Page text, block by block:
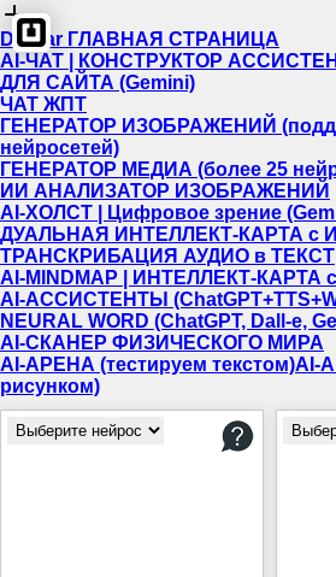
Dewiar ГЛАВНАЯ СТРАНИЦА
AI-ЧАТ | КОНСТРУКТОР
ДЛЯ САЙТА (Gemini)
ЧАТ ЖПТ
ГЕНЕРАТОР ИЗОБРАЖЕНИЙ
нейросетей)
ГЕНЕРАТОР МЕДИА (более 25
ИИ АНАЛИЗАТОР ИЗОБРАЖЕНИЙ
AI-ХОЛСТ | Цифровое зрение
ДУАЛЬНАЯ ИНТЕЛЛЕКТ-КАРТА c
ТРАНСКРИБАЦИЯ АУДИО в ТЕКСТ
AI-MINDMAP | ИНТЕЛЛЕКТ-КАРТА
AI-АССИСТЕНТЫ
NEURAL WORD (ChatGPT, Dall-e,
AI-СКАНЕР ФИЗИЧЕСКОГО МИРА
AI-АРЕНА (тестируем текстом)AI-
рисунком)